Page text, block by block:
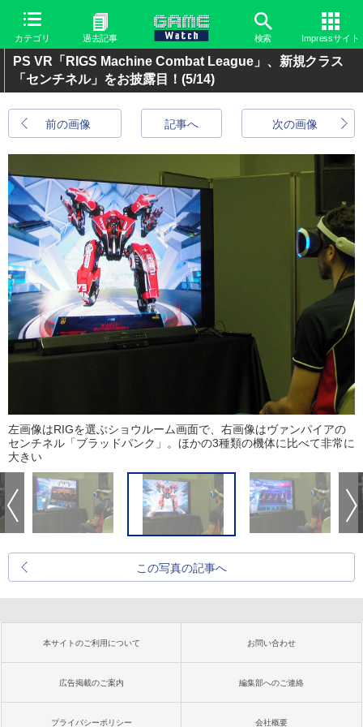
カテゴリ 過去記事 検索 Impressサイト
PS VR「RIGS Machine Combat League」、新規クラス
「センチネル」をお披露目！ (5/14)
前の画像 次の画像
記事へ
左画像はRIGを選ぶショウルーム画面で、右画像はヴァンパイアの
センチネル「ブラッドパンク」。ほかの3種類の機体に比べて非常に
大きい
この写真の記事へ
本サイトのご利用について お問い合わせ
広告掲載のご案内 編集部へのご連絡
プライバシーポリシー 会社概要